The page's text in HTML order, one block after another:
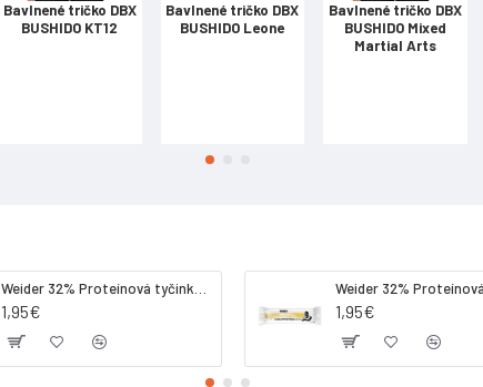
Obvod cez boky (cm) 88 - 110
Bavlnené tričko DBX
BUSHIDO KT12
Bavlnené tričko DBX
BUSHIDO Leone
Bavlnené tričko DBX
BUSHIDO Mixed
Martial Arts
1,95€ 1,95€